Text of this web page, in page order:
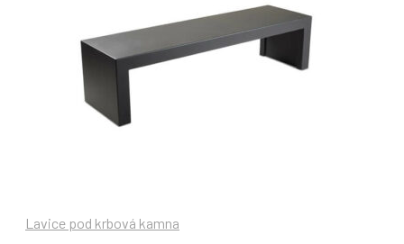
Lavice pod krbová kamna